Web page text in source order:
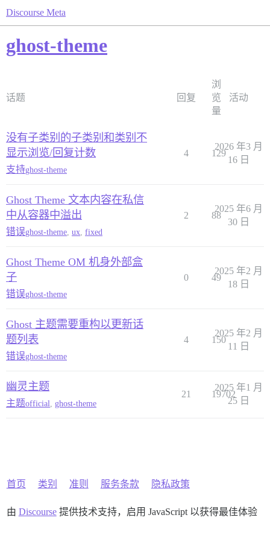
Discourse Meta
ghost-theme
话题 回复
浏
览
量
活动
没有子类别的子类别和类别不
显示浏览/回复计数
支持ghost-theme
4 129
2026 年3 月
16 日
Ghost Theme 文本内容在私信
中从容器中溢出
错误ghost-theme ux fixed
2 88
2025 年6 月
30 日
Ghost Theme OM 机身外部盒
子
错误ghost-theme
0 49
2025 年2 月
18 日
Ghost 主题需要重构以更新话
题列表
错误ghost-theme
4 150
2025 年2 月
11 日
幽灵主题
主题official ghost-theme
21 19702
2025 年1 月
25 日
首页 类别 准则 服务条款 隐私政策
由 Discourse提供技术支持，启用 JavaScript 以获得最佳体验